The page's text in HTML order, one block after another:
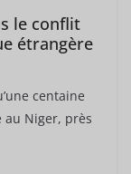
le conflit
étrangère
centaine
au Niger, près